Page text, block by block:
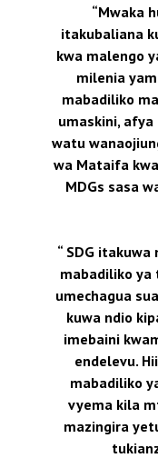
“Mwaka
itakubaliana
kwa malengo
milenia
mabadiliko
umaskini, afya
watu
wa Mataifa
MDGs sasa
“ SDG
mabadiliko ya
umechagua
kuwa ndio
imebaini
endelevu.
mabadiliko
vyema kila
mazingira